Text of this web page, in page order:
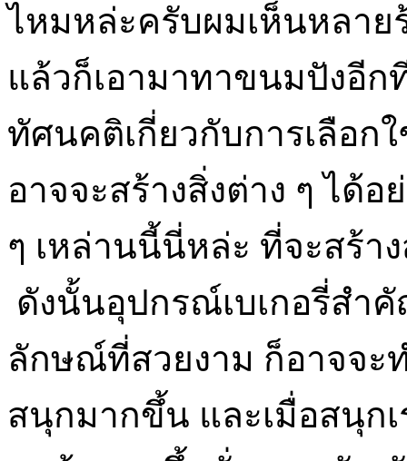
ไหมหล่ะครับผมเห็นหลาย
แล้วก็เอามาทาขนมปังอีก
ทัศนคติเกี่ยวกับการเลือก
อาจจะสร้างสิ่งต่าง ๆ ได้อ
ๆ เหล่านนี้นี่หล่ะ ที่จะสร้
ดังนั้นอุปกรณ์เบเกอรี่สำ
ลักษณ์ที่สวยงาม ก็อาจจะ
สนุกมากขึ้น และเมื่อสนุก